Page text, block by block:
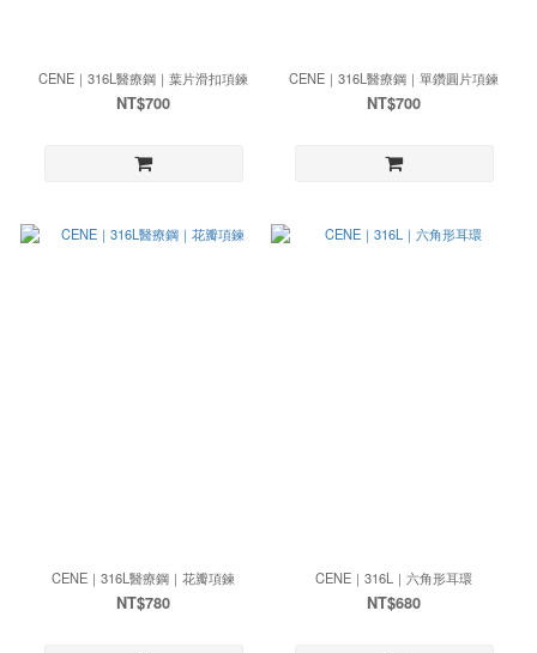
CENE｜316L醫療鋼｜葉片滑扣項鍊
NT$700
CENE｜316L醫療鋼｜單鑽圓片項鍊
NT$700
CENE｜316L醫療鋼｜花瓣項鍊
NT$780
CENE｜316L｜六角形耳環
NT$680